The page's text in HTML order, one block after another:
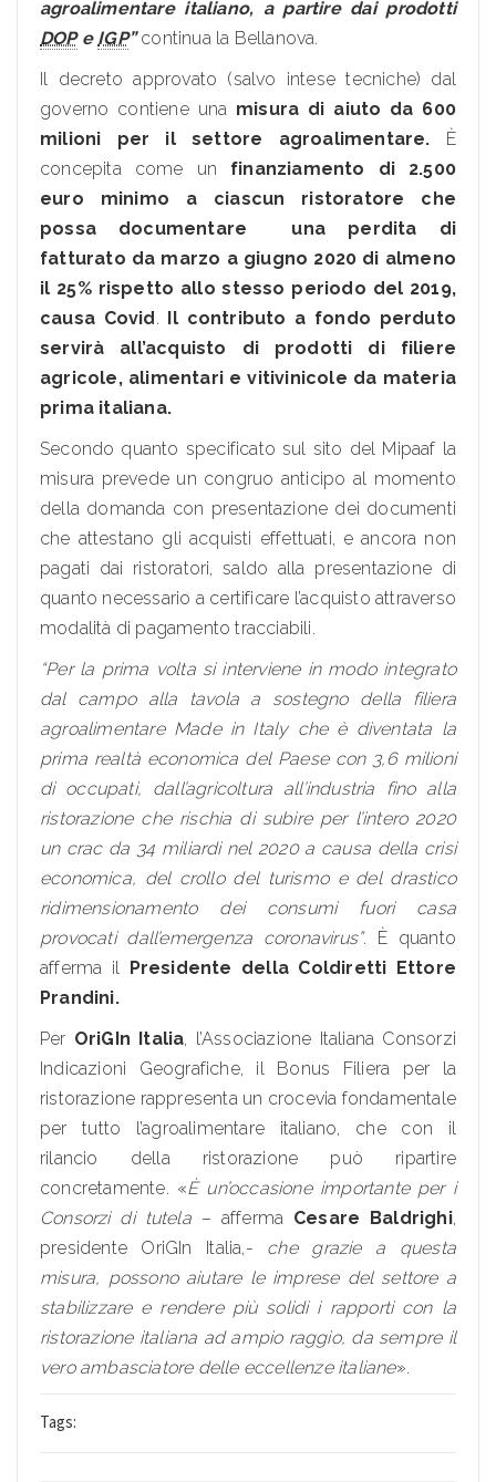
agroalimentare italiano, a partire dai prodotti
DOPe IGP”continua la Bellanova.
Il decreto approvato (salvo intese tecniche) dal
governo contiene una misura di aiuto da 600
milioni per il settore agroalimentare. È
concepita come un finanziamento di 2.500
euro minimo a ciascun ristoratore che
possa documentare una perdita di
fatturato da marzo a giugno 2020 di almeno
il 25% rispetto allo stesso periodo del 2019,
causa Covid .
Il contributo a fondo perduto
servirà all’acquisto di prodotti di filiere
agricole, alimentari e vitivinicole da materia
prima italiana.
Secondo quanto specificato sul sito del Mipaaf la
misura prevede un congruo anticipo al momento
della domanda con presentazione dei documenti
che attestano gli acquisti effettuati, e ancora non
pagati dai ristoratori, saldo alla presentazione di
quanto necessario a certificare l’acquisto attraverso
modalità di pagamento tracciabili.
“Per la prima volta si interviene in modo integrato
dal campo alla tavola a sostegno della filiera
agroalimentare Made in Italy che è diventata la
prima realtà economica del Paese con 3,6 milioni
di occupati, dall’agricoltura all’industria fino alla
ristorazione che rischia di subire per l’intero 2020
un crac da 34 miliardi nel 2020 a causa della crisi
economica, del crollo del turismo e del drastico
ridimensionamento dei consumi fuori casa
provocati dall’emergenza coronavirus”. È quanto
afferma il
Presidente della Coldiretti Ettore
Prandini.
Per OriGIn Italia, l’Associazione Italiana Consorzi
Indicazioni Geografiche, il Bonus Filiera per la
ristorazione rappresenta un crocevia fondamentale
per tutto l’agroalimentare italiano, che con il
rilancio della ristorazione può ripartire
concretamente. «È un’occasione importante per i
Consorzi di tutela– afferma Cesare Baldrighi,
presidente OriGIn Italia,- che grazie a questa
misura, possono aiutare le imprese del settore a
stabilizzare e rendere più solidi i rapporti con la
ristorazione italiana ad ampio raggio, da sempre il
vero ambasciatore delle eccellenze italiane».
Tags: